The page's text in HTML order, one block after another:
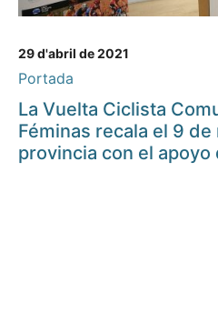
29 d'abril de 2021
Portada
La Vuelta Ciclista
Féminas recala el 9 de
provincia con el apoyo